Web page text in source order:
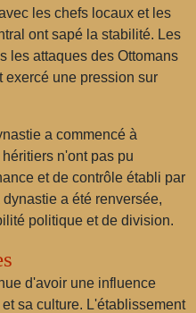
les chefs locaux et les
ont sapé la stabilité. Les
les attaques des Ottomans
exercé une pression sur
a commencé à
n'ont pas pu
et de contrôle établi par
a été renversée,
politique et de division.
d'avoir une influence
sa culture. L'établissement